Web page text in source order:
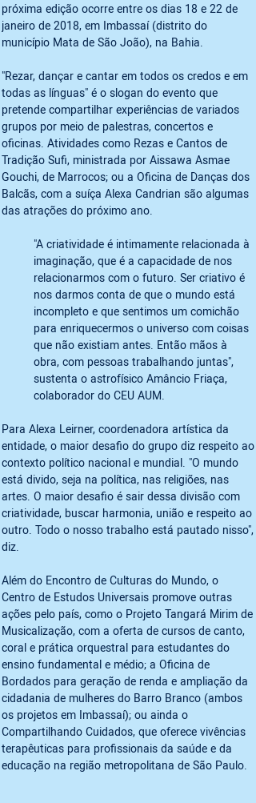
próxima edição ocorre entre os dias 18 e 22 de
janeiro de 2018, em Imbassaí (distrito do
município Mata de São João), na Bahia.
"Rezar, dançar e cantar em todos os credos e em
todas as línguas" é o slogan do evento que
pretende compartilhar experiências de variados
grupos por meio de palestras, concertos e
oficinas. Atividades como Rezas e Cantos de
Tradição Sufi, ministrada por Aissawa Asmae
Gouchi, de Marrocos; ou a Oficina de Danças dos
Balcãs, com a suíça Alexa Candrian são algumas
"A criatividade é intimamente relacionada à
imaginação, que é a capacidade de nos
relacionarmos com o futuro. Ser criativo é
nos darmos conta de que o mundo está
incompleto e que sentimos um comichão
para enriquecermos o universo com coisas
que não existiam antes. Então mãos à
obra, com pessoas trabalhando juntas",
sustenta o astrofísico Amâncio Friaça,
colaborador do CEU AUM.
Para Alexa Leirner, coordenadora artística da
entidade, o maior desafio do grupo diz respeito ao
contexto político nacional e mundial. "O mundo
está divido, seja na política, nas religiões, nas
artes. O maior desafio é sair dessa divisão com
criatividade, buscar harmonia, união e respeito ao
outro. Todo o nosso trabalho está pautado nisso",
diz.
Além do Encontro de Culturas do Mundo, o
Centro de Estudos Universais promove outras
ações pelo país, como o Projeto Tangará Mirim de
Musicalização, com a oferta de cursos de canto,
coral e prática orquestral para estudantes do
ensino fundamental e médio; a Oficina de
Bordados para geração de renda e ampliação da
cidadania de mulheres do Barro Branco (ambos
os projetos em Imbassaí); ou ainda o
Compartilhando Cuidados, que oferece vivências
terapêuticas para profissionais da saúde e da
educação na região metropolitana de São Paulo.